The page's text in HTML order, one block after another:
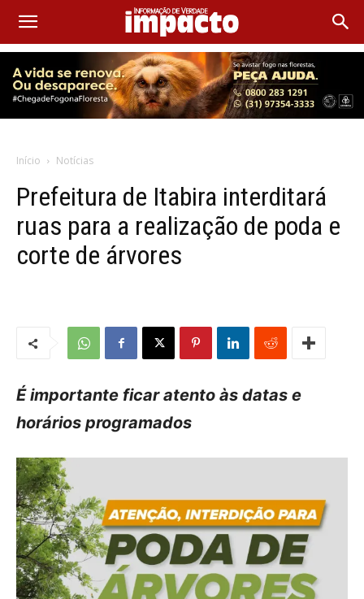
Início Notícias
Prefeitura de Itabira interditará
ruas para a realização de poda e
corte de árvores
É importante ficar atento às datas e
horários programados